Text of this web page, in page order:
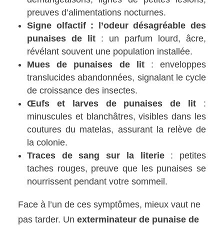
preuves d’alimentations nocturnes.
Signe olfactif : l’odeur désagréable des
punaises de lit : un parfum lourd, âcre,
révélant souvent une population installée.
Mues de punaises de lit: enveloppes
translucides abandonnées, signalant le cycle
de croissance des insectes.
Œufs et larves de punaises de lit :
minuscules et blanchâtres, visibles dans les
coutures du matelas, assurant la relève de
la colonie.
Traces de sang sur la literie: petites
taches rouges, preuve que les punaises se
nourrissent pendant votre sommeil.
Face à l’un de ces symptômes, mieux vaut ne
pas tarder. Unexterminateur de punaise de